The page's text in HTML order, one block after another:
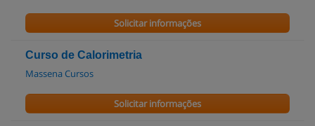
Solicitar informações
Curso de Calorimetria
Massena Cursos
Solicitar informações